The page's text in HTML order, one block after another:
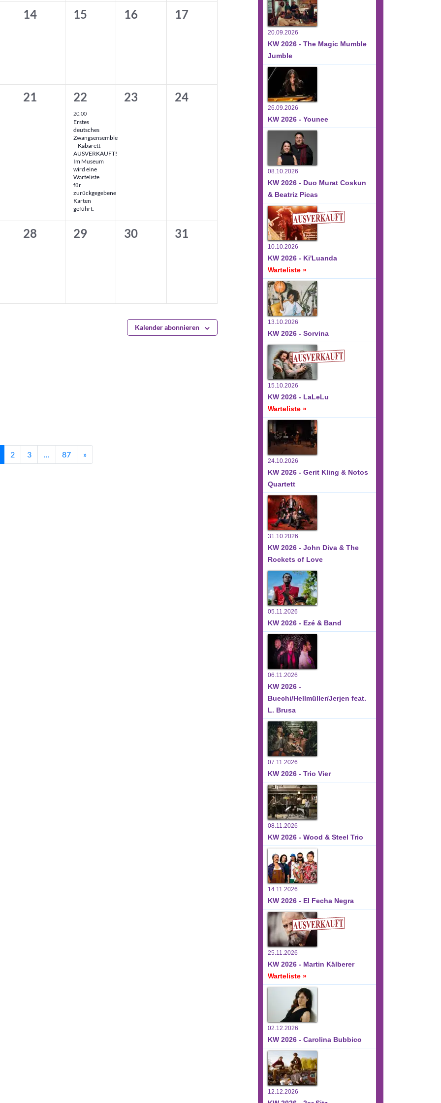
0
14
0
15
0
16
0
17
0
Veranstaltungen,
21
1
Veranstaltung,
22
20:00
Erstes
deutsches
Zwangsensemble
– Kabarett –
AUSVERKAUFT!
Im Museum
wird eine
Warteliste
für
zurückgegebene
Karten
geführt.
0
23
0
24
0
28
0
29
0
30
0
31
Kalender abonnieren
2 3 … 87 »
20.09.2026
KW 2026 - The Magic Mumble
Jumble
26.09.2026
KW 2026 - Younee
08.10.2026
KW 2026 - Duo Murat Coskun
& Beatriz Picas
10.10.2026
KW 2026 - Ki'Luanda
Warteliste »
13.10.2026
KW 2026 - Sorvina
15.10.2026
KW 2026 - LaLeLu
Warteliste »
24.10.2026
KW 2026 - Gerit Kling & Notos
Quartett
31.10.2026
KW 2026 - John Diva & The
Rockets of Love
05.11.2026
KW 2026 - Ezé & Band
06.11.2026
KW 2026 -
Buechi/Hellmüller/Jerjen feat.
L. Brusa
07.11.2026
KW 2026 - Trio Vier
08.11.2026
KW 2026 - Wood & Steel Trio
14.11.2026
KW 2026 - El Fecha Negra
25.11.2026
KW 2026 - Martin Kälberer
Warteliste »
02.12.2026
KW 2026 - Carolina Bubbico
12.12.2026